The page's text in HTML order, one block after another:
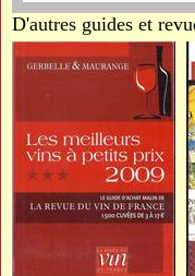
D'autres guides et